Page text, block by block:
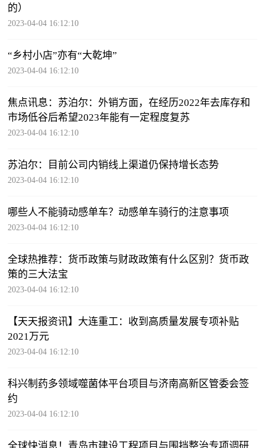
的）
2023-04-04 16:12:10
“乡村小店”亦有“大乾坤”
2023-04-04 16:12:10
焦点讯息：苏泊尔：外销方面，在经历2022年去库存和
市场低谷后希望2023年能有一定程度复苏
2023-04-04 16:12:10
苏泊尔：目前公司内销线上渠道仍保持增长态势
2023-04-04 16:12:10
哪些人不能骑动感单车？动感单车骑行的注意事项
2023-04-04 16:12:10
全球热推荐：货币政策与财政政策有什么区别？货币政
策的三大法宝
2023-04-04 16:12:10
【天天报资讯】大连重工：收到高质量发展专项补贴
2021万元
2023-04-04 16:12:10
科兴制药多领域噬菌体平台项目与济南高新区管委会签
约
2023-04-04 16:12:10